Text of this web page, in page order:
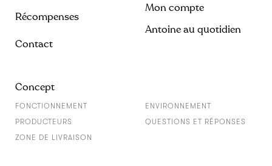
Récompenses
Contact
Mon compte
Antoine au quotidien
Concept
FONCTIONNEMENT
ENVIRONNEMENT
PRODUCTEURS
QUESTIONS ET RÉPONSES
ZONE DE LIVRAISON